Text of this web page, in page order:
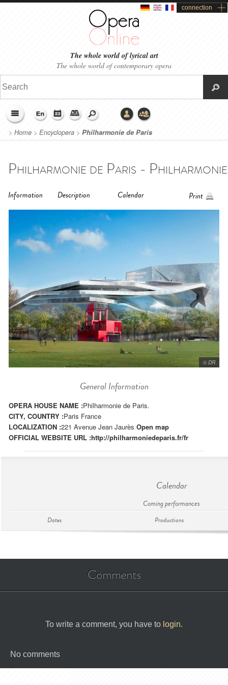
connection
The whole world of lyrical art
The whole world of contemporary opera
> Home > Encyclopera > Philharmonie de Paris
Philharmonie de Paris -
Information Description Calendar Print
© DR
General Information
OPERA HOUSE NAME :Philharmonie de Paris.
CITY, COUNTRY :Paris France
LOCALIZATION :221 Avenue Jean Jaurès Open map
OFFICIAL WEBSITE URL :http://philharmoniedeparis.fr/fr
Calendar
Coming performances
Dates Productions
Comments
To write a comment, you have to login.
No comments